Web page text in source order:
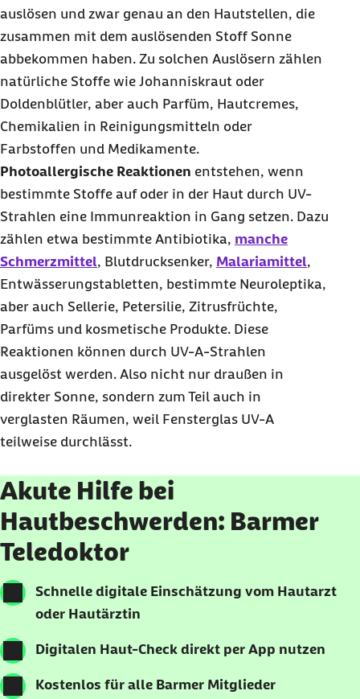
auslösen und zwar genau an den Hautstellen, die
zusammen mit dem auslösenden Stoff Sonne
abbekommen haben. Zu solchen Auslösern zählen
natürliche Stoffe wie Johanniskraut oder
Doldenblütler, aber auch Parfüm, Hautcremes,
Chemikalien in Reinigungsmitteln oder
Farbstoffen und Medikamente.
Photoallergische Reaktionen entstehen, wenn
bestimmte Stoffe auf oder in der Haut durch UV-
Strahlen eine Immunreaktion in Gang setzen. Dazu
zählen etwa bestimmte Antibiotika, manche
Schmerzmittel, Blutdrucksenker, Malariamittel,
Entwässerungstabletten, bestimmte Neuroleptika,
aber auch Sellerie, Petersilie, Zitrusfrüchte,
Parfüms und kosmetische Produkte. Diese
Reaktionen können durch UV-A-Strahlen
ausgelöst werden. Also nicht nur draußen in
direkter Sonne, sondern zum Teil auch in
verglasten Räumen, weil Fensterglas UV-A
teilweise durchlässt.
Akute Hilfe bei
Hautbeschwerden: Barmer
Teledoktor
Schnelle digitale Einschätzung vom Hautarzt
oder Hautärztin
Digitalen Haut-Check direkt per App nutzen
Kostenlos für alle Barmer Mitglieder